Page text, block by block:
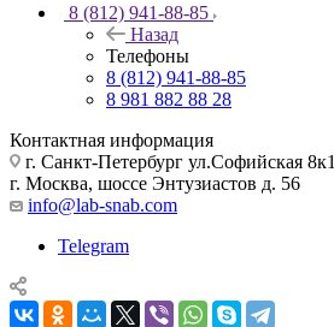
8 (812) 941-88-85
Назад
Телефоны
8 (812) 941-88-85
8 981 882 88 28
Контактная информация
г. Санкт-Петербург ул.Софийская 8к1
г. Москва, шоссе Энтузиастов д. 56
info@lab-snab.com
Telegram